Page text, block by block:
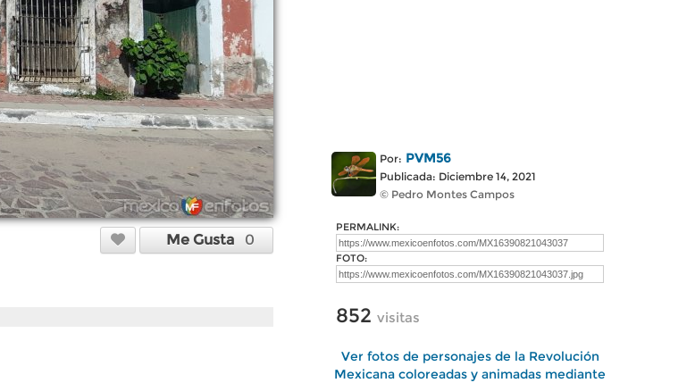
Me Gusta 0
Por: PVM56
Publicada: Diciembre 14, 2021
© Pedro Montes Campos
PERMALINK:
FOTO:
852 visitas
Ver fotos de personajes de la Revolución
Mexicana coloreadas y animadas mediante